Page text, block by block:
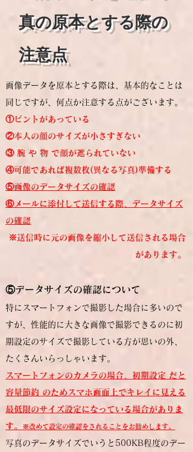
真の原本とする際の
注意点
画像データを原本とする際は、基本的なことは
同じですが、何点か注意する点がございます。
①ピントがあっている
②本人の顔のサイズが小さすぎない
③ 腕 や 物 で顔が遮られていない
​④可能であれば複数枚(異なる写真)準備する
⑤画像のデータサイズの確認
⑥メールに添付して送信する際、データサイズ
の確認
※送信時に元の画像を縮小して送信される場合
があります。
⑤データサイズの確認について
特にスマートフォンで撮影した場合に多いので
すが、性能的に大きな画像で撮影できるのに初
期設定のサイズで撮影している方が思いの外、
たくさんいらっしゃいます。
スマートフォンのカメラの場合、初期設定 だと
容量節約 のためスマホ画面上でキレイに見える
最低限のサイズ設定になっている場合がありま
す。
※改めて設定の確認をされることをお勧めします。
写真のデータサイズでいうと500KB程度のデー